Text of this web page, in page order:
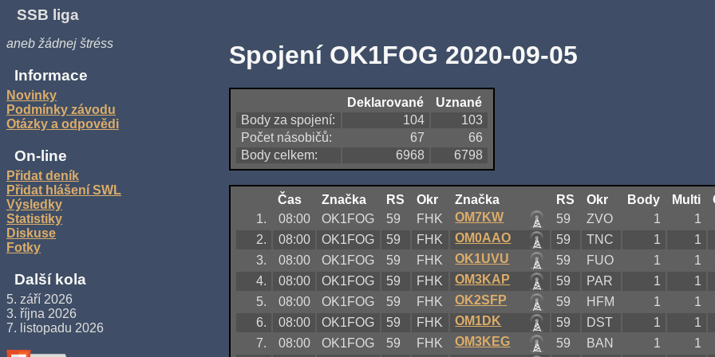
SSB liga
aneb žádnej štréss
Informace
Novinky
Podmínky závodu
Otázky a odpovědi
On-line
Přidat deník
Přidat hlášení SWL
Výsledky
Statistiky
Diskuse
Fotky
Další kola
5. září 2026
3. října 2026
7. listopadu 2026
Spojení OK1FOG 2020-09-05
Deklarované
Uznané
Body za spojení:
104
103
Počet násobičů:
67
66
Body celkem:
6968 6798
Čas Značka RS Okr Značka RS Okr Body Multi
1.
08:00 OK1FOG 59 FHK OM7KW 59 ZVO 1
1
2.
08:00 OK1FOG 59 FHK OM0AAO 59 TNC 1
1
3.
08:00 OK1FOG 59 FHK OK1UVU 59 FUO 1
1
4.
08:00 OK1FOG 59 FHK OM3KAP 59 PAR 1
1
5.
08:00 OK1FOG 59 FHK OK2SFP 59 HFM 1
1
6.
08:00 OK1FOG 59 FHK OM1DK 59 DST 1
1
7.
08:00 OK1FOG 59 FHK OM3KEG 59 BAN 1
1